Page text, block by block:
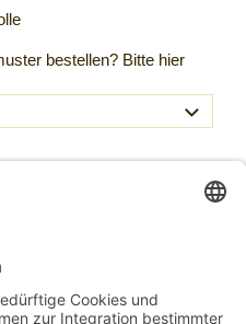
bestellen? Bitte hier